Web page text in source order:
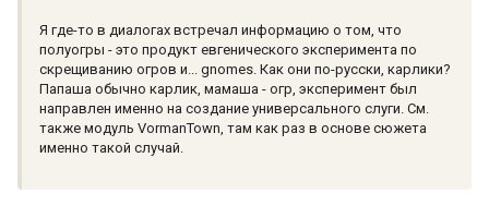
Я где-то в диалогах встречал информацию о том, что
полуогры - это продукт евгенического эксперимента по
скрещиванию огров и... gnomes. Как они по-русски, карлики?
Папаша обычно карлик, мамаша - огр, эксперимент был
направлен именно на создание универсального слуги. См.
также модуль VormanTown, там как раз в основе сюжета
именно такой случай.